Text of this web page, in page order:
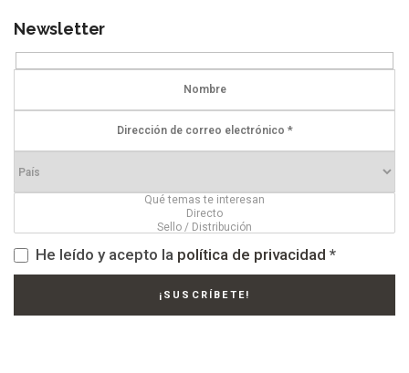
entradas
Newsletter
He leído y acepto la política de privacidad *